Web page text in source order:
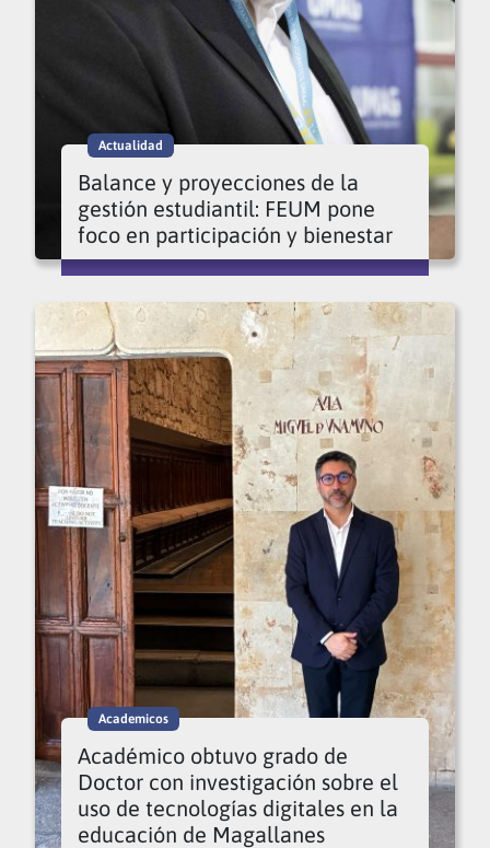
Actualidad
Balance y proyecciones de la
gestión estudiantil: FEUM pone
foco en participación y bienestar
Academicos
Académico obtuvo grado de
Doctor con investigación sobre el
uso de tecnologías digitales en la
educación de Magallanes